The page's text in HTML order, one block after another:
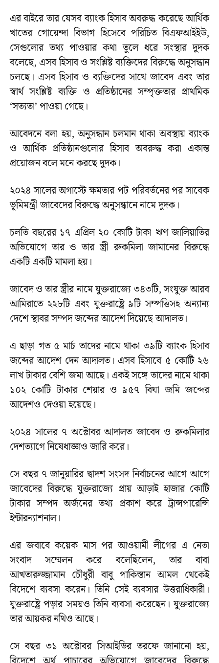
এর বাইরে তার যেসব ব্যাংক হিসাব অবরুদ্ধ করেছে আর্থিক
খাতের গোয়েন্দা বিভাগ হিসেবে পরিচিত বিএফআইইউ,
সেগুলোর তথ্য পাওয়ার কথা তুলে ধরে সংস্থার দুদক
বলেছে, এসব হিসাব ও সংশ্লিষ্ট ব্যক্তিদের বিরুদ্ধে অনুসন্ধান
চলছে। এসব হিসাব ও ব্যক্তিদের সাথে জাবেদ এবং তার
স্বার্থ সংশ্লিষ্ট ব্যক্তি ও প্রতিষ্ঠানের সম্পৃক্ততার প্রাথমিক
‘সত্যতা’ পাওয়া গেছে।
আবেদনে বলা হয়, অনুসন্ধান চলমান থাকা অবস্থায় ব্যাংক
ও আর্থিক প্রতিষ্ঠানগুলোর হিসাব অবরুদ্ধ করা একান্ত
প্রয়োজন বলে মনে করছে দুদক।
২০২৪ সালের অগাস্টে ক্ষমতার পট পরিবর্তনের পর সাবেক
ভূমিমন্ত্রী জাবেদের বিরুদ্ধে অনুসন্ধানে নামে দুদক।
চলতি বছরের ১৭ এপ্রিল ২০ কোটি টাকা ঋণ জালিয়াতির
অভিযোগে তার ও তার স্ত্রী রুকমিলা জামানের বিরুদ্ধে
একটি একটি মামলা হয়।
জাবেদ ও তার স্ত্রীর নামে যুক্তরাজ্যে ৩৪৩টি, সংযুক্ত আরব
আমিরাতে ২২৮টি এবং যুক্তরাষ্ট্রে ৯টি সম্পত্তিসহ অন্যান্য
দেশে স্থাবর সম্পদ জব্দের আদেশ দিয়েছে আদালত।
এ ছাড়া গত ৫ মার্চ তাদের নামে থাকা ৩৯টি ব্যাংক হিসাব
জব্দের আদেশ দেন আদালত। এসব হিসাবে ৫ কোটি ২৬
লাখ টাকার বেশি জমা আছে। একই সঙ্গে তাদের নামে থাকা
১০২ কোটি টাকার শেয়ার ও ৯৫৭ বিঘা জমি জব্দের
আদেশও দেওয়া হয়েছে।
২০২৪ সালের ৭ অক্টোবর আদালত জাবেদ ও রুকমিলার
দেশত্যাগে নিষেধাজ্ঞাও জারি করে।
সে বছর ৭ জানুয়ারির দ্বাদশ সংসদ নির্বাচনের আগে আগে
জাবেদের বিরুদ্ধে যুক্তরাজ্যে প্রায় আড়াই হাজার কোটি
টাকার সম্পদ অর্জনের তথ্য প্রকাশ করে ট্রান্সপারেন্সি
ইন্টারন্যাশনাল।
এর জবাবে কয়েক মাস পর আওয়ামী লীগের এ নেতা
সংবাদ সম্মেলন করে বলেছিলেন, তার বাবা
আখতারুজ্জামান চৌধুরী বাবু পাকিস্তান আমল থেকেই
বিদেশে ব্যবসা করেন। তিনি সেই ব্যবসার উত্তরাধিকারী।
যুক্তরাষ্ট্রে পড়ার সময়ও তিনি ব্যবসা করেছেন। যুক্তরাজ্যে
তার আয়কর নথিও আছে।
সে বছর ৩১ অক্টোবর সিআইডির তরফে জানানো হয়,